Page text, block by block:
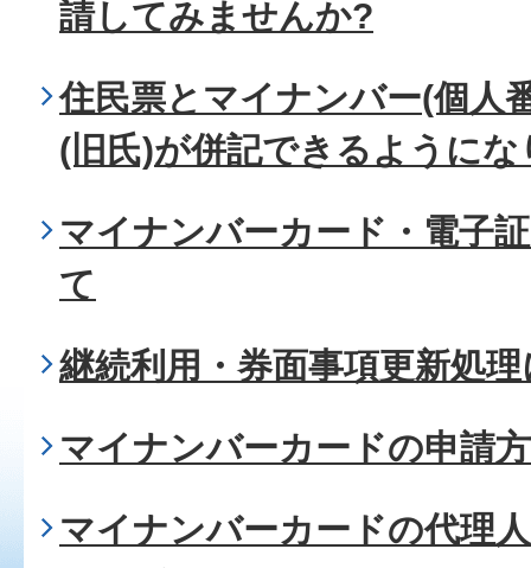
請してみませんか?
住民票とマイナンバー(個人
(旧氏)が併記できるようにな
マイナンバーカード・電子
て
継続利用・券面事項更新処
マイナンバーカードの申請
マイナンバーカードの代理